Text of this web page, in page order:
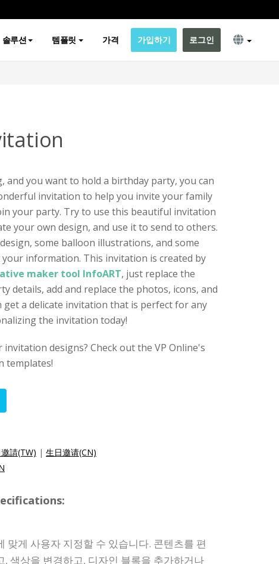
솔루션 템플릿 가격 가입하기 로그인
and you want to hold a birthday party, you can
invitation to help you invite your family
your party. Try to use this beautiful invitation
your own design, and use it to send to others.
some balloon illustrations, and some
information. This invitation is created by
maker tool InfoART, just replace the
details, add and replace the photos, icons, and
get a delicate invitation that is perfect for any
the invitation today!
designs? Check out the VP Online's
templates!
請(TW) | 生日邀请(CN)
맞게 사용자 지정할 수 있습니다. 콘텐츠를 편
, 색상을 변경하고, 디자인 블록을 추가하거나